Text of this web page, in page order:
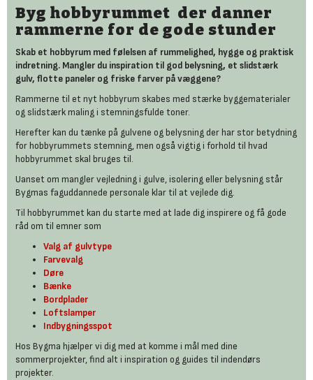
Byg hobbyrummet der danner
rammerne for de gode stunder
Skab et hobbyrum med følelsen af rummelighed, hygge og praktisk
indretning. Mangler du inspiration til god belysning, et slidstærk
gulv, flotte paneler og friske farver på væggene?
Rammerne til et nyt hobbyrum skabes med stærke byggematerialer
og slidstærk maling i stemningsfulde toner.
Herefter kan du tænke på gulvene og belysning der har stor betydning
for hobbyrummets stemning, men også vigtig i forhold til hvad
hobbyrummet skal bruges til.
Uanset om mangler vejledning i gulve, isolering eller belysning står
Bygmas faguddannede personale klar til at vejlede dig.
Til hobbyrummet kan du starte med at lade dig inspirere og få gode
råd om til emner som
Valg af gulvtype
Farvevalg
Døre
Bænke
Bordplader
Loftslamper
Indbygningsspot
Hos Bygma hjælper vi dig med at komme i mål med dine
sommerprojekter, find alt i inspiration og guides til indendørs
projekter.